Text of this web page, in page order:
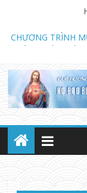
CHƯƠNG TRÌNH
THÔNG BÁO MỞ
NGÀY 13.08.2023
HÔN NHÂN (LÚC